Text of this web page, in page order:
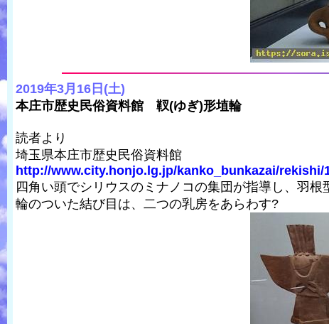
2019年3月16日(土)
本庄市歴史民俗資料館 靫(ゆぎ)形埴輪
読者より
埼玉県本庄市歴史民俗資料館
http://www.city.honjo.lg.jp/kanko_bunkazai/rekishi/
四角い頭でシリウスのミナノコの集団が指導し、羽根
輪のついた結び目は、二つの乳房をあらわす?